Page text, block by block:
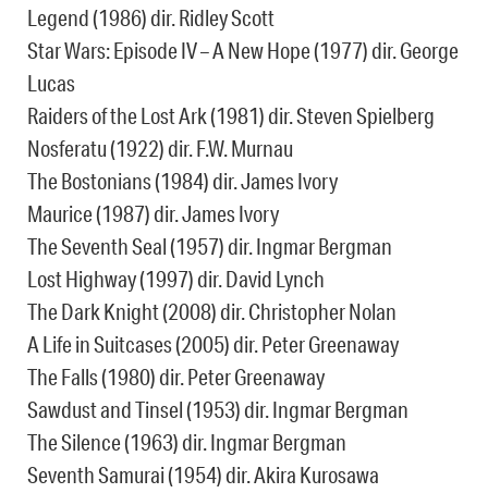
Legend (1986) dir. Ridley Scott
Star Wars: Episode IV – A New Hope (1977) dir. George
Lucas
Raiders of the Lost Ark (1981) dir. Steven Spielberg
Nosferatu (1922) dir. F.W. Murnau
The Bostonians (1984) dir. James Ivory
Maurice (1987) dir. James Ivory
The Seventh Seal (1957) dir. Ingmar Bergman
Lost Highway (1997) dir. David Lynch
The Dark Knight (2008) dir. Christopher Nolan
A Life in Suitcases (2005) dir. Peter Greenaway
The Falls (1980) dir. Peter Greenaway
Sawdust and Tinsel (1953) dir. Ingmar Bergman
The Silence (1963) dir. Ingmar Bergman
Seventh Samurai (1954) dir. Akira Kurosawa